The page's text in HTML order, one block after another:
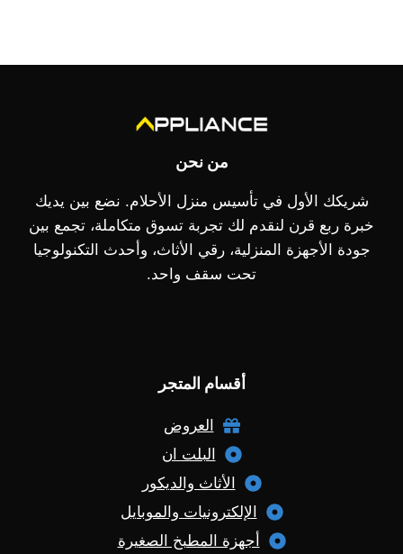
من نحن
شريكك الأول في تأسيس منزل الأحلام. نضع بين يديك
خبرة ربع قرن لنقدم لك تجربة تسوق متكاملة، تجمع بين
جودة الأجهزة المنزلية، رقي الأثاث، وأحدث التكنولوجيا
تحت سقف واحد.
أقسام المتجر
العروض
البلت ان
الأثاث والديكور
الإلكترونيات والموبايل
أجهزة المطبخ الصغيرة